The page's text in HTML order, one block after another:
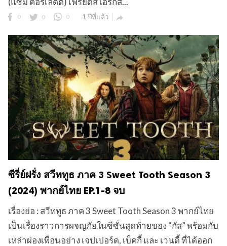
0 0 0 1 ปีที่แล้ว 
ซีรี่ย์ฝรั่ง สวีททูธ ภาค 3 Sweet Tooth Season 3
(2024) พากย์ไทย EP.1-8 จบ
เรื่องย่อ : สวีททูธ ภาค 3 Sweet Tooth Season 3 พากย์ไทย
เป็นเรื่องราวการผจญภัยในซีซั่นสุดท้ายของ “กัส” พร้อมกับ
เหล่าผ่องเพื่อนอย่าง เจปเปอร์ด, เบ็คกี้ และ เวนดี้ ที่ได้ออก